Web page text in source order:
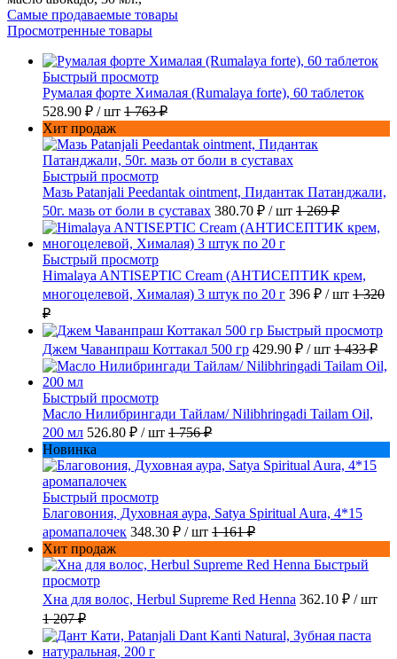
Самые продаваемые товары
Просмотренные товары
Быстрый просмотр
Румалая форте Хималая (Rumalaya forte), 60 таблеток
528.90 ₽ / шт 1 763 ₽
Хит продаж
Быстрый просмотр
Мазь Patanjali Peedantak ointment, Пидантак Патанджали,
50г. мазь от боли в суставах 380.70 ₽ / шт 1 269 ₽
Быстрый просмотр
Himalaya ANTISEPTIC Cream (АНТИСЕПТИК крем,
многоцелевой, Хималая) 3 штук по 20 г 396 ₽ / шт 1 320
₽
Быстрый просмотр
Джем Чаванпраш Коттакал 500 гр 429.90 ₽ / шт 1 433 ₽
Быстрый просмотр
Масло Нилибрингади Тайлам/ Nilibhringadi Tailam Oil,
200 мл 526.80 ₽ / шт 1 756 ₽
Новинка
Быстрый просмотр
Благовония, Духовная аура, Satya Spiritual Aura, 4*15
аромапалочек 348.30 ₽ / шт 1 161 ₽
Хит продаж
Быстрый
просмотр
Хна для волос, Herbul Supreme Red Henna 362.10 ₽ / шт
1 207 ₽